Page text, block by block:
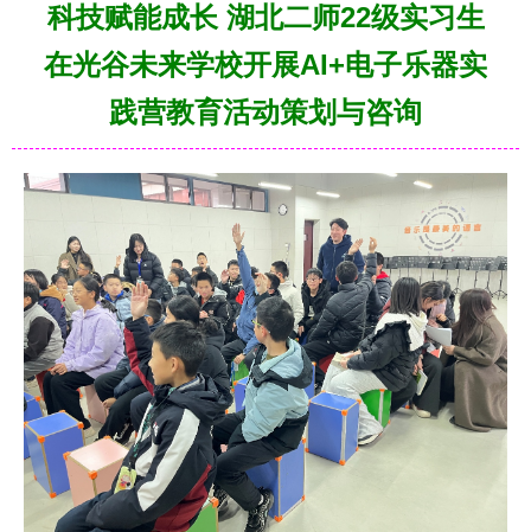
科技赋能成长 湖北二师22级实习生
在光谷未来学校开展AI+电子乐器实
践营教育活动策划与咨询